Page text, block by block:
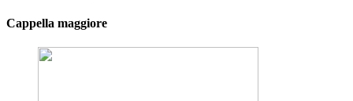
Cappella maggiore